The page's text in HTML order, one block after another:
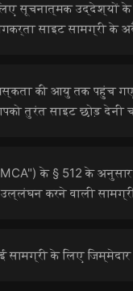
सूचनात्मक उद्देश्यों के
साइट सामग्री के
की आयु तक पहुंच
तुरंत साइट छोड़ देनी
के § 512 के
करने वाली
के लिए